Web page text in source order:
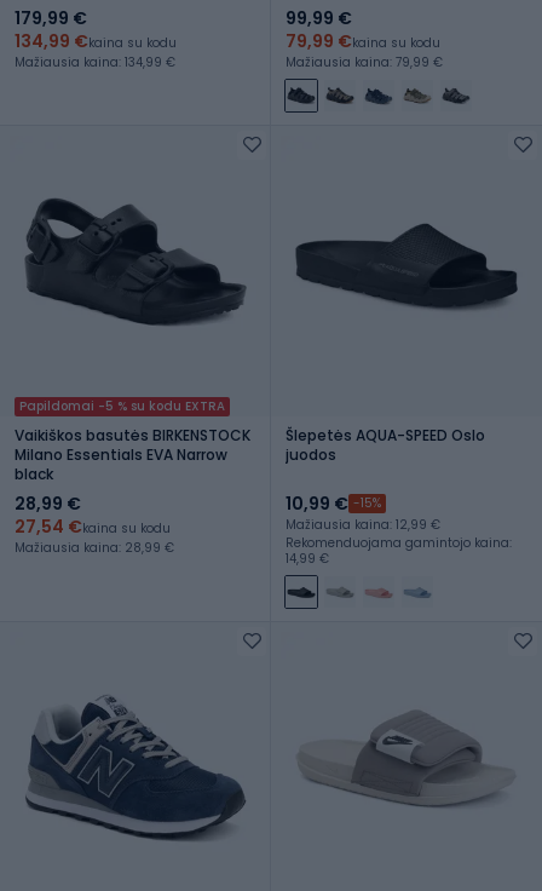
179,99 €
134,99 €kaina su kodu
Mažiausia kaina: 134,99 €
99,99 €
79,99 €kaina su kodu
Mažiausia kaina: 79,99 €
Papildomai -5 % su kodu EXTRA
Vaikiškos basutės BIRKENSTOCK
Milano Essentials EVA Narrow
black
28,99 €
27,54 €kaina su kodu
Mažiausia kaina: 28,99 €
Šlepetės AQUA-SPEED Oslo
juodos
10,99 € -15%
Mažiausia kaina: 12,99 €
Rekomenduojama gamintojo kaina:
14,99 €